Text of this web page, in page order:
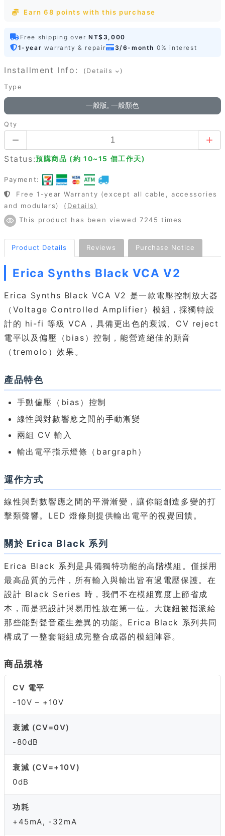
Earn 68 points with this purchase
Free shipping overNT$3,000
1-year warranty & repair 3/6-month 0% interest
Installment Info: (Details )
Type
一般版, 一般顏色
Qty
Status:預購商品 (約 10~15 個工作天)
Payment:
Free 1-year Warranty (except all cable, accessories
and modulars)
(Details)
This product has been viewed 7245 times
Product Details Reviews Purchase Notice
Erica Synths Black VCA V2
Erica Synths Black VCA V2 是一款電壓控制放大器
（Voltage Controlled Amplifier）模組，採獨特設
計的 hi-fi 等級 VCA，具備更出色的衰減、CV reject
電平以及偏壓（bias）控制，能營造絕佳的顫音
（tremolo）效果。
產品特色
手動偏壓（bias）控制
線性與對數響應之間的手動漸變
兩組 CV 輸入
輸出電平指示燈條（bargraph）
運作方式
線性與對數響應之間的平滑漸變，讓你能創造多變的打
擊類聲響。LED 燈條則提供輸出電平的視覺回饋。
關於 Erica Black 系列
Erica Black 系列是具備獨特功能的高階模組。僅採用
最高品質的元件，所有輸入與輸出皆有過電壓保護。在
設計 Black Series 時，我們不在模組寬度上節省成
本，而是把設計與易用性放在第一位。大旋鈕被指派給
那些能對聲音產生差異的功能。Erica Black 系列共同
構成了一整套能組成完整合成器的模組陣容。
商品規格
CV 電平
-10V – +10V
衰減 (CV=0V)
-80dB
衰減 (CV=+10V)
0dB
功耗
+45mA, -32mA